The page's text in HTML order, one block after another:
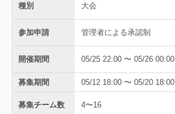
種別 大会
参加申請 管理者による承認制
開催期間 05/25 22:00 〜 05/26 00:00
募集期間 05/12 18:00 〜 05/20 18:00
募集チーム数 4〜16